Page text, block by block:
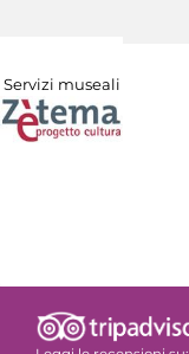
Servizi museali